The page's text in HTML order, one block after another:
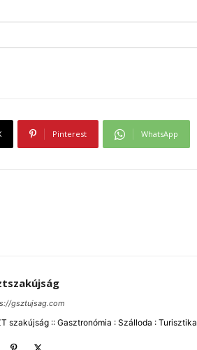
Pinterest WhatsApp
gsztujsag.com
szakújság :: Gasztronómia : Szálloda : Turisztika